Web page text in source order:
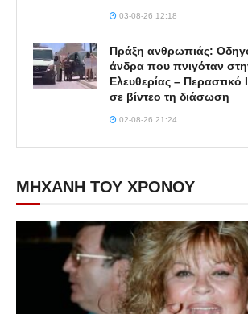
03-08-26 12:18
Πράξη ανθρωπιάς:
άνδρα που πνιγόταν
Ελευθερίας – Περαστικό
σε βίντεο τη διάσωση
02-08-26 21:24
ΜΗΧΑΝΗ ΤΟΥ ΧΡΟΝΟΥ